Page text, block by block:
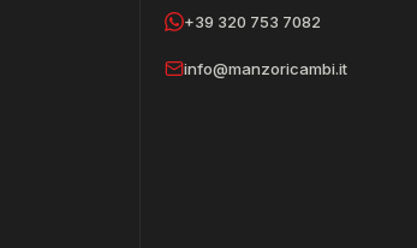
+39 320 753 7082
info@manzoricambi.it